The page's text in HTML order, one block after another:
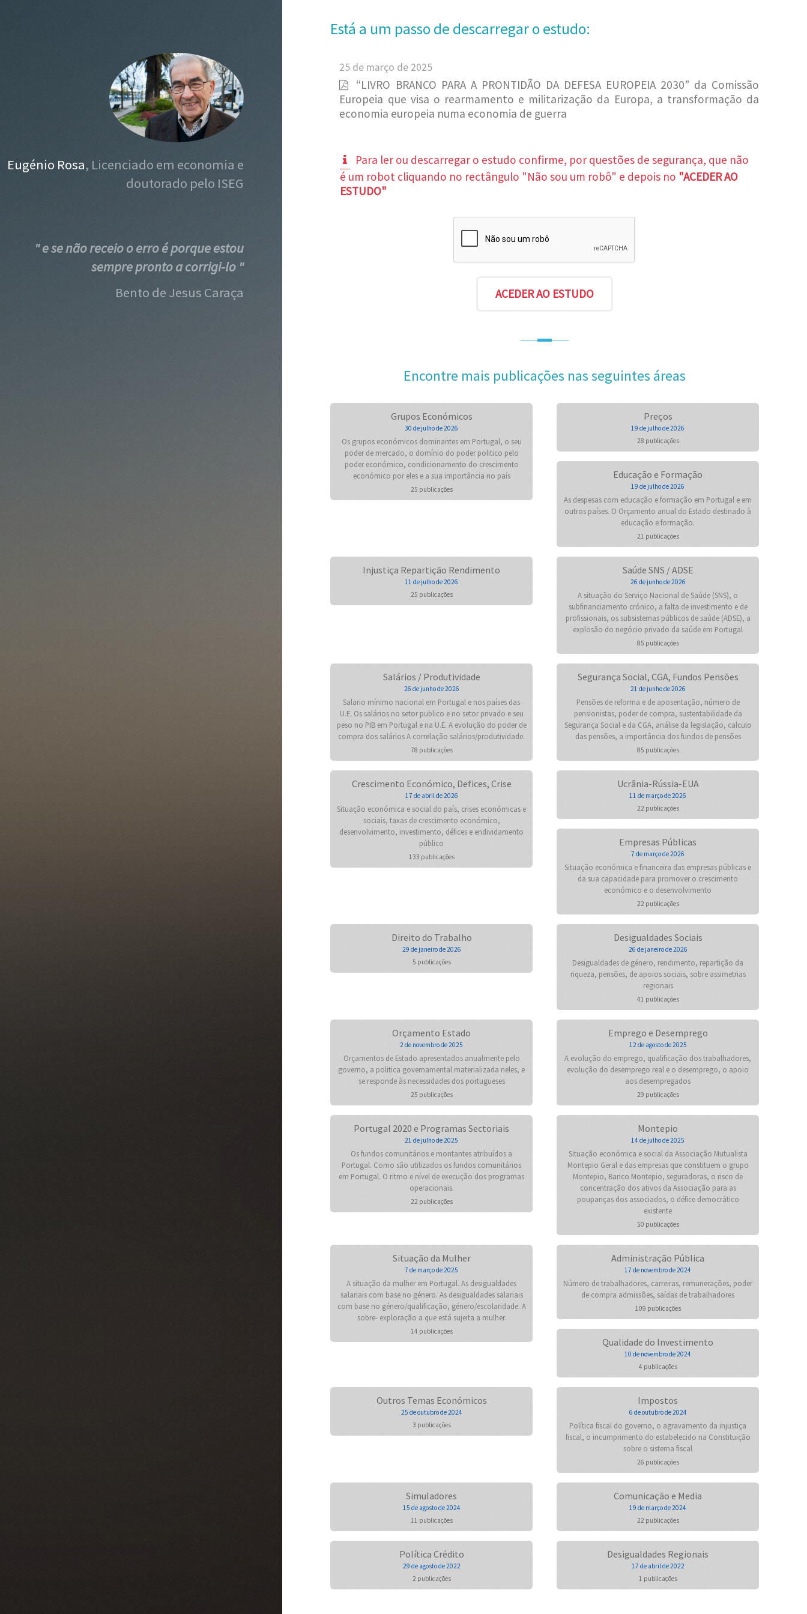
Eugénio Rosa, Licenciado em economia e
doutorado pelo ISEG
" e se não receio o erro é porque estou
sempre pronto a corrigi-lo "
Bento de Jesus Caraça
Está a um passo de descarregar o estudo:
25 de março de 2025
“LIVRO BRANCO PARA A PRONTIDÃO DA DEFESA EUROPEIA 2030” da Comissão
Europeia que visa o rearmamento e militarização da Europa, a transformação da
economia europeia numa economia de guerra
Para ler ou descarregar o estudo confirme, por questões de segurança, que não
é um robot cliquando no rectângulo "Não sou um robô" e depois no "ACEDER AO
ESTUDO"
Encontre mais publicações nas seguintes áreas
Grupos Económicos
30 de julho de 2026
Os grupos económicos dominantes em Portugal, o seu
poder de mercado, o domínio do poder politico pelo
poder económico, condicionamento do crescimento
económico por eles e a sua importância no país
25 publicações
Preços
19 de julho de 2026
28 publicações
Educação e Formação
19 de julho de 2026
As despesas com educação e formação em Portugal e em
outros países. O Orçamento anual do Estado destinado à
educação e formação.
21 publicações
Injustiça Repartição Rendimento
11 de julho de 2026
25 publicações
Saúde SNS / ADSE
26 de junho de 2026
A situação do Serviço Nacional de Saúde (SNS), o
subfinanciamento crónico, a falta de investimento e de
profissionais, os subsistemas públicos de saúde (ADSE), a
explosão do negócio privado da saúde em Portugal
85 publicações
Salários / Produtividade
26 de junho de 2026
Salario mínimo nacional em Portugal e nos países das
U.E. Os salários no setor publico e no setor privado e seu
peso no PIB em Portugal e na U.E. A evolução do poder de
compra dos salários A correlação salários/produtividade.
78 publicações
Segurança Social, CGA, Fundos Pensões
21 de junho de 2026
Pensões de reforma e de aposentação, número de
pensionistas, poder de compra, sustentabilidade da
Segurança Social e da CGA, análise da legislação, calculo
das pensões, a importância dos fundos de pensões
85 publicações
Crescimento Económico, Defices, Crise
17 de abril de 2026
Situação económica e social do país, crises económicas e
sociais, taxas de crescimento económico,
desenvolvimento, investimento, défices e endividamento
público
133 publicações
Ucrânia-Rússia-EUA
11 de março de 2026
22 publicações
Empresas Públicas
7 de março de 2026
Situação económica e financeira das empresas públicas e
da sua capacidade para promover o crescimento
económico e o desenvolvimento
22 publicações
Direito do Trabalho
29 de janeiro de 2026
5 publicações
Desigualdades Sociais
26 de janeiro de 2026
Desigualdades de género, rendimento, repartição da
riqueza, pensões, de apoios sociais, sobre assimetrias
regionais
41 publicações
Orçamento Estado
2 de novembro de 2025
Orçamentos de Estado apresentados anualmente pelo
governo, a politica governamental materializada neles, e
se responde às necessidades dos portugueses
25 publicações
Emprego e Desemprego
12 de agosto de 2025
A evolução do emprego, qualificação dos trabalhadores,
evolução do desemprego real e o desemprego, o apoio
aos desempregados
29 publicações
Portugal 2020 e Programas Sectoriais
21 de julho de 2025
Os fundos comunitários e montantes atribuídos a
Portugal. Como são utilizados os fundos comunitários
em Portugal. O ritmo e nível de execução dos programas
operacionais.
22 publicações
Montepio
14 de julho de 2025
Situação económica e social da Associação Mutualista
Montepio Geral e das empresas que constituem o grupo
Montepio, Banco Montepio, seguradoras, o risco de
concentração dos ativos da Associação para as
poupanças dos associados, o défice democrático
existente
50 publicações
Situação da Mulher
7 de março de 2025
A situação da mulher em Portugal. As desigualdades
salariais com base no género. As desigualdades salariais
com base no género/qualificação, género/escolaridade. A
sobre- exploração a que está sujeita a mulher.
14 publicações
Administração Pública
17 de novembro de 2024
Número de trabalhadores, carreiras, remunerações, poder
de compra admissões, saídas de trabalhadores
109 publicações
Qualidade do Investimento
10 de novembro de 2024
4 publicações
Outros Temas Económicos
25 de outubro de 2024
3 publicações
Impostos
6 de outubro de 2024
Política fiscal do governo, o agravamento da injustiça
fiscal, o incumprimento do estabelecido na Constituição
sobre o sistema fiscal
26 publicações
Simuladores
15 de agosto de 2024
11 publicações
Comunicação e Media
19 de março de 2024
22 publicações
Política Crédito
29 de agosto de 2022
2 publicações
Desigualdades Regionais
17 de abril de 2022
1 publicações